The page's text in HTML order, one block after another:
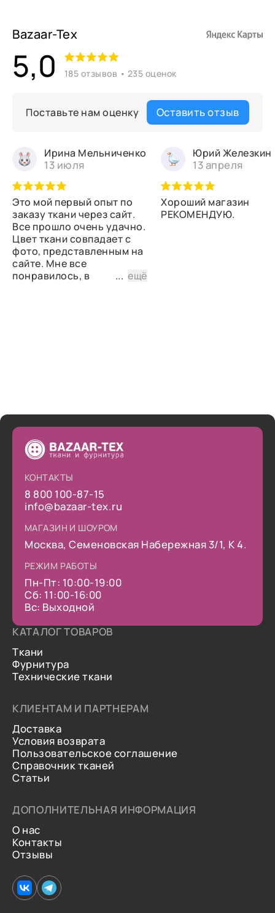
Bazaar-Tex
5,0 185 отзывов • 235 оценок
Поставьте нам оценку Оставить отзыв
Ирина Мельниченко
13 июля
Это мой первый опыт по
заказу ткани через сайт.
Все прошло очень удачно.
Цвет ткани совпадает с
фото, представленным на
сайте. Мне все
понравилось, в
...ещё
Юрий Железкин
13 апреля
Хороший магазин
РЕКОМЕНДУЮ.
КОНТАКТЫ
8 800 100-87-15
info@bazaar-tex.ru
МАГАЗИН И ШОУРОМ
Москва, Семеновская Набережная 3/1, К 4.
РЕЖИМ РАБОТЫ
Пн-Пт: 10:00-19:00
Сб: 11:00-16:00
Вс: Выходной
КАТАЛОГ ТОВАРОВ
Ткани
Фурнитура
Технические ткани
КЛИЕНТАМ И ПАРТНЕРАМ
Доставка
Условия возврата
Пользовательское соглашение
Справочник тканей
Статьи
ДОПОЛНИТЕЛЬНАЯ ИНФОРМАЦИЯ
О нас
Контакты
Отзывы